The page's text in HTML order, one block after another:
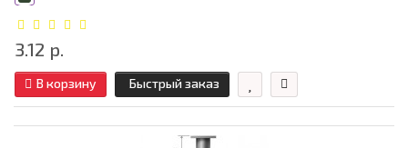
3.12 р.
В корзину Быстрый заказ